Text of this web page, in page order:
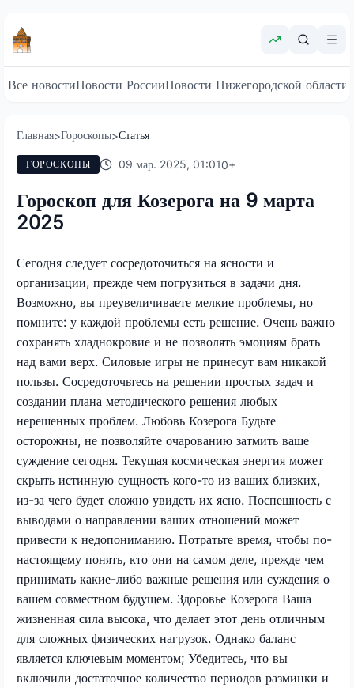
Все новостиНовости РоссииНовости Нижегородской области
Главная>Гороскопы>Статья
ГОРОСКОПЫ 09 мар. 2025, 01:010+
Гороскоп для Козерога на 9 марта
2025
Сегодня следует сосредоточиться на ясности и
организации, прежде чем погрузиться в задачи дня.
Возможно, вы преувеличиваете мелкие проблемы, но
помните: у каждой проблемы есть решение. Очень важно
сохранять хладнокровие и не позволять эмоциям брать
над вами верх. Силовые игры не принесут вам никакой
пользы. Сосредоточьтесь на решении простых задач и
создании плана методического решения любых
нерешенных проблем. Любовь Козерога Будьте
осторожны, не позволяйте очарованию затмить ваше
суждение сегодня. Текущая космическая энергия может
скрыть истинную сущность кого-то из ваших близких,
из-за чего будет сложно увидеть их ясно. Поспешность с
выводами о направлении ваших отношений может
привести к недопониманию. Потратьте время, чтобы по-
настоящему понять, кто они на самом деле, прежде чем
принимать какие-либо важные решения или суждения о
вашем совместном будущем. Здоровье Козерога Ваша
жизненная сила высока, что делает этот день отличным
для сложных физических нагрузок. Однако баланс
является ключевым моментом; Убедитесь, что вы
включили достаточное количество периодов разминки и